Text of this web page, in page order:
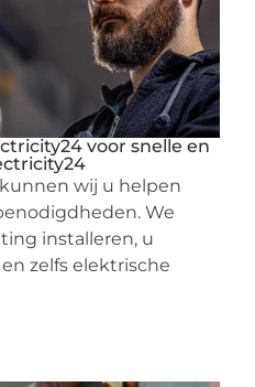
voor snelle en
wij u helpen
We
installeren, u
zelfs elektrische